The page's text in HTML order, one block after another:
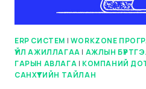
ERP СИСТЕМ | WORKZONE
ҮЙЛ АЖИЛЛАГАА | АЖЛЫН
ГАРЫН АВЛАГА | КОМПАНИЙ
САНХҮҮГИЙН ТАЙЛАН